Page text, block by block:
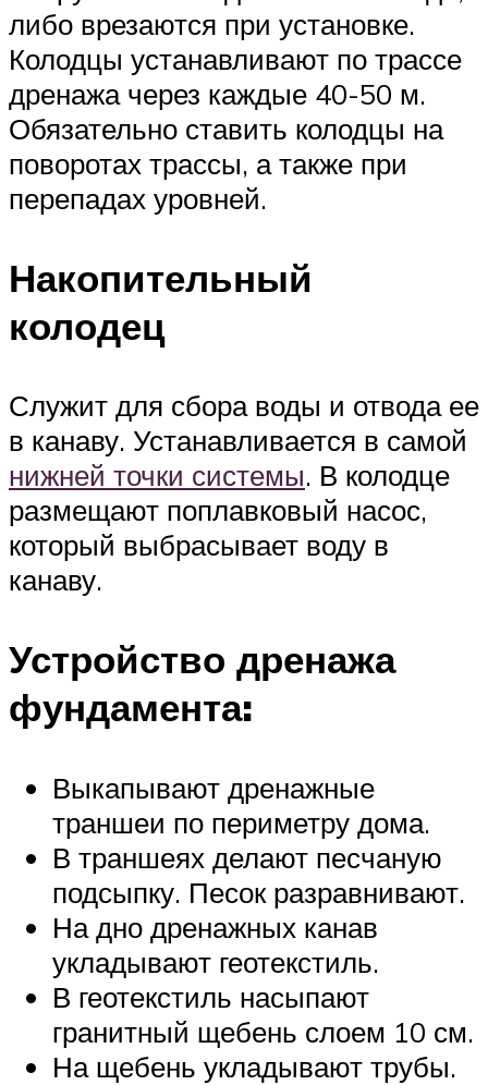
либо врезаются при установке.
Колодцы устанавливают по трассе
дренажа через каждые 40-50 м.
Обязательно ставить колодцы на
поворотах трассы, а также при
перепадах уровней.
Накопительный
колодец
Служит для сбора воды и отвода ее
в канаву. Устанавливается в самой
нижней точки системы. В колодце
размещают поплавковый насос,
который выбрасывает воду в
канаву.
Устройство дренажа
фундамента:
Выкапывают дренажные
траншеи по периметру дома.
В траншеях делают песчаную
подсыпку. Песок разравнивают.
На дно дренажных канав
укладывают геотекстиль.
В геотекстиль насыпают
гранитный щебень слоем 10 см.
На щебень укладывают трубы.